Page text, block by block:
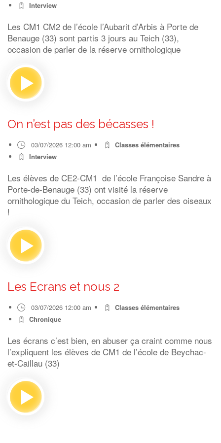
Interview
Les CM1 CM2 de l’école l’Aubarit d’Arbis à Porte de
Benauge (33) sont partis 3 jours au Teich (33),
occasion de parler de la réserve ornithologique
On n’est pas des bécasses !
03/07/2026 12:00 am
Classes élémentaires
Interview
Les élèves de CE2-CM1 de l’école Françoise Sandre à
Porte-de-Benauge (33) ont visité la réserve
ornithologique du Teich, occasion de parler des oiseaux
!
Les Ecrans et nous 2
03/07/2026 12:00 am
Classes élémentaires
Chronique
Les écrans c’est bien, en abuser ça craint comme nous
l’expliquent les élèves de CM1 de l’école de Beychac-
et-Caillau (33)